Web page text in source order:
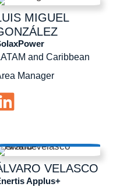
MIGUEL
and Caribbean
Manager
VELASCO
Applus+